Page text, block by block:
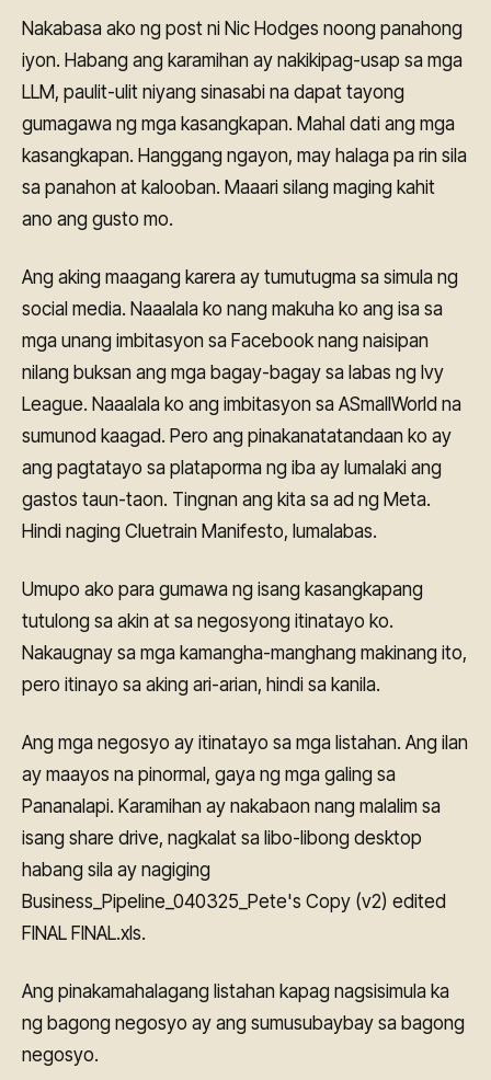
Nakabasa ako ng post ni Nic Hodges noong panahong
iyon. Habang ang karamihan ay nakikipag-usap sa mga
LLM, paulit-ulit niyang sinasabi na dapat tayong
gumagawa ng mga kasangkapan. Mahal dati ang mga
kasangkapan. Hanggang ngayon, may halaga pa rin sila
sa panahon at kalooban. Maaari silang maging kahit
ano ang gusto mo.
Ang aking maagang karera ay tumutugma sa simula ng
social media. Naaalala ko nang makuha ko ang isa sa
mga unang imbitasyon sa Facebook nang naisipan
nilang buksan ang mga bagay-bagay sa labas ng Ivy
League. Naaalala ko ang imbitasyon sa ASmallWorld na
sumunod kaagad. Pero ang pinakanatatandaan ko ay
ang pagtatayo sa plataporma ng iba ay lumalaki ang
gastos taun-taon. Tingnan ang kita sa ad ng Meta.
Hindi naging Cluetrain Manifesto, lumalabas.
Umupo ako para gumawa ng isang kasangkapang
tutulong sa akin at sa negosyong itinatayo ko.
Nakaugnay sa mga kamangha-manghang makinang ito,
pero itinayo sa aking ari-arian, hindi sa kanila.
Ang mga negosyo ay itinatayo sa mga listahan. Ang ilan
ay maayos na pinormal, gaya ng mga galing sa
Pananalapi. Karamihan ay nakabaon nang malalim sa
isang share drive, nagkalat sa libo-libong desktop
habang sila ay nagiging
Business_Pipeline_040325_Pete's Copy (v2) edited
FINAL FINAL.xls.
Ang pinakamahalagang listahan kapag nagsisimula ka
ng bagong negosyo ay ang sumusubaybay sa bagong
negosyo.